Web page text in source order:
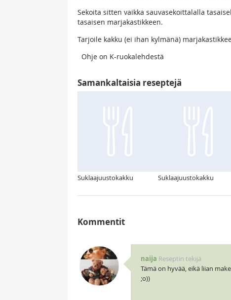
Sekoita sitten vaikka sauvasekoittalalla
tasaisen marjakastikkeen.
Tarjoile kakku (ei ihan kylmänä)
Ohje on K-ruokalehdestä
Samankaltaisia reseptejä
Suklaajuustokakku Suklaajuustokakku
Kommentit
naija Reseptin tekijä
Tämä on hyvää, eikä liian
;o))